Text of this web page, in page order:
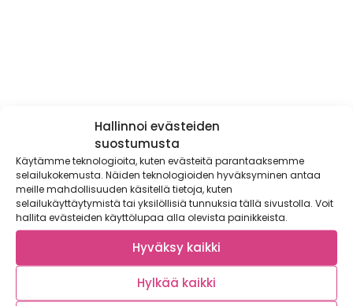
Hallinnoi evästeiden
suostumusta
Käytämme teknologioita, kuten evästeitä parantaaksemme
selailukokemusta. Näiden teknologioiden hyväksyminen antaa
meille mahdollisuuden käsitellä tietoja, kuten
selailukäyttäytymistä tai yksilöllisiä tunnuksia tällä sivustolla. Voit
hallita evästeiden käyttölupaa alla olevista painikkeista.
Hyväksy kaikki
Hylkää kaikki